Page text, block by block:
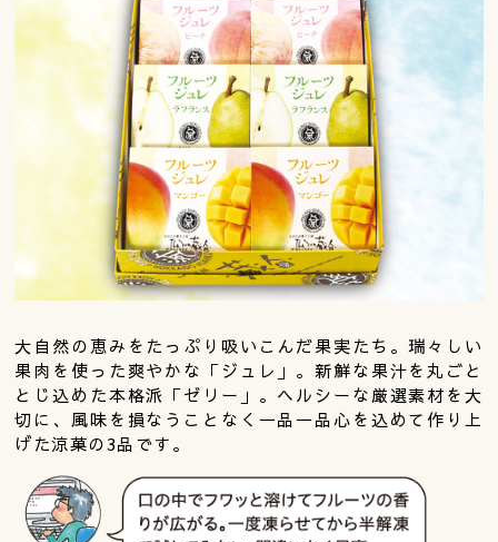
大自然の恵みをたっぷり吸いこんだ果実たち。瑞々しい
果肉を使った爽やかな「ジュレ」。新鮮な果汁を丸ごと
とじ込めた本格派「ゼリー」。ヘルシーな厳選素材を大
切に、風味を損なうことなく一品一品心を込めて作り上
げた涼菓の3品です。